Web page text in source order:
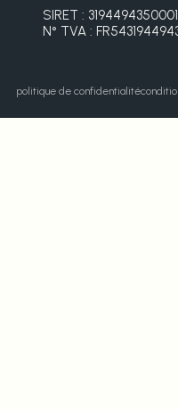
SIRET :
N° TVA :
politique de confidentialité